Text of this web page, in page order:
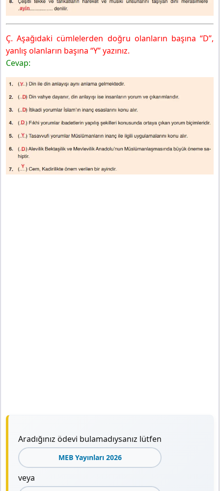
Ç. Aşağıdaki cümlelerden doğru olanların başına “D”,
yanlış olanların başına “Y” yazınız.
Cevap:
Aradığınız ödevi bulamadıysanız lütfen
MEB Yayınları 2026
veya